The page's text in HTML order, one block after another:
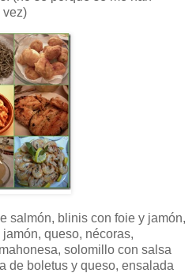
vez)
salmón, blinis con foie y jamón,
queso, nécoras,
solomillo con salsa
de boletus y queso, ensalada